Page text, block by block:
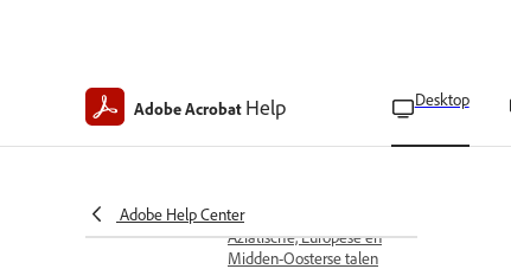
Adobe Acrobat Help Desktop
Adobe Help Center
Door pagina's navigeren
Identificeer Acrobat-track
Ondersteuning voor
Aziatische, Europese en
Midden-Oosterse talen